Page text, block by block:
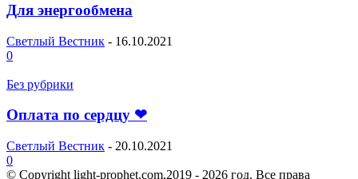
Для энергообмена
Светлый Вестник - 16.10.2021
0
Без рубрики
Оплата по сердцу ❤
Светлый Вестник - 20.10.2021
0
© Copyright light-prophet.com,2019 - 2026 год. Все права